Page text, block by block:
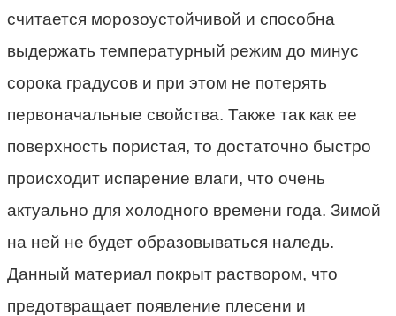
считается морозоустойчивой и способна
выдержать температурный режим до минус
сорока градусов и при этом не потерять
первоначальные свойства. Также так как ее
поверхность пористая, то достаточно быстро
происходит испарение влаги, что очень
актуально для холодного времени года. Зимой
на ней не будет образовываться наледь.
Данный материал покрыт раствором, что
предотвращает появление плесени и